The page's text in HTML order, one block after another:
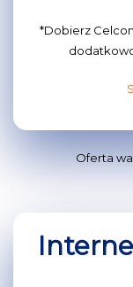
*Dobierz
Oferta